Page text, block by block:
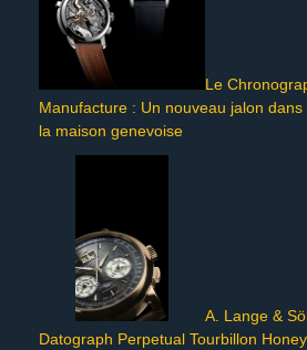
Le
Manufacture : Un nouveau jalon dans
la maison genevoise
A. Lange &
Datograph Perpetual Tourbillon